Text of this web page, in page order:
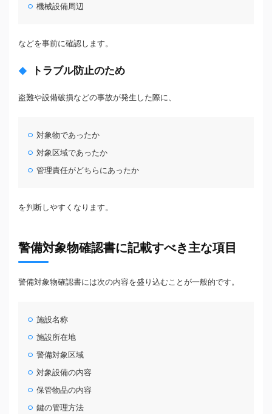
機械設備周辺
などを事前に確認します。
トラブル防止のため
盗難や設備破損などの事故が発生した際に、
対象物であったか
対象区域であったか
管理責任がどちらにあったか
を判断しやすくなります。
警備対象物確認書に記載すべき主な項目
警備対象物確認書には次の内容を盛り込むことが一般的です。
施設名称
施設所在地
警備対象区域
対象設備の内容
保管物品の内容
鍵の管理方法